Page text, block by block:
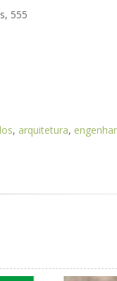
555
, arquitetura,